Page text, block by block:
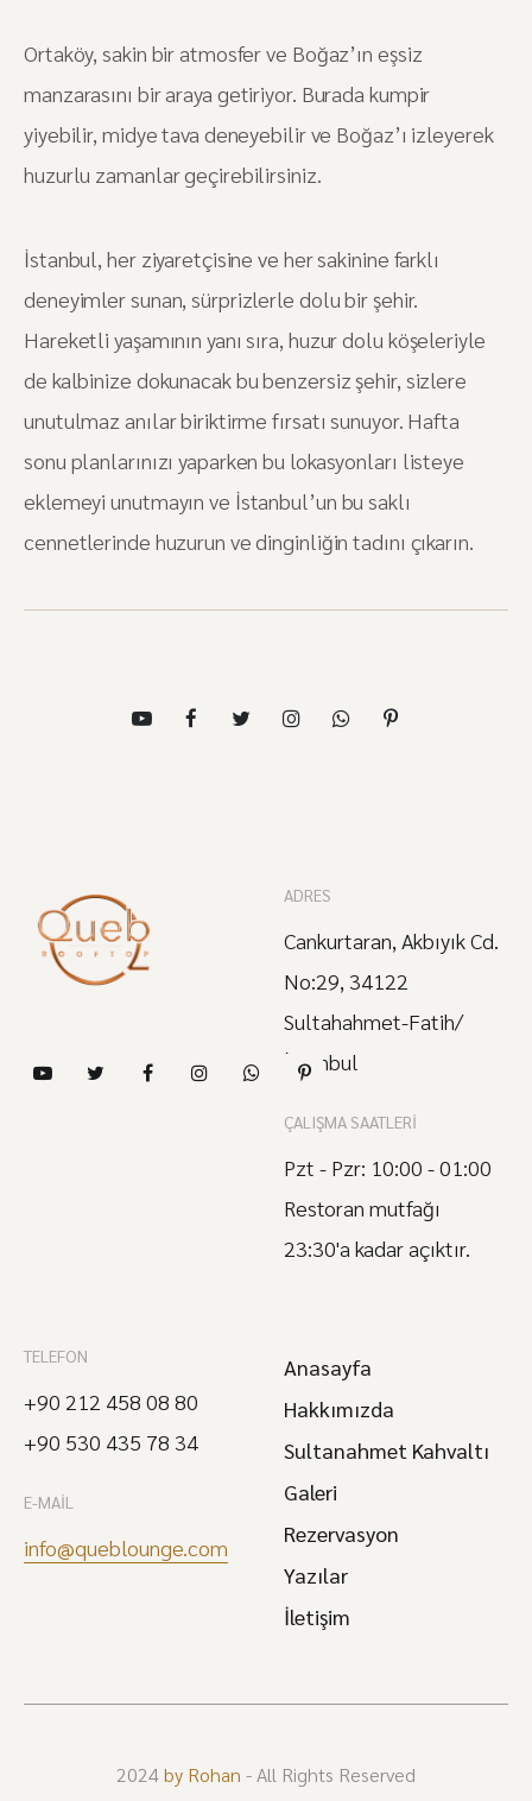
Ortaköy, sakin bir atmosfer ve Boğaz’ın eşsiz
manzarasını bir araya getiriyor. Burada kumpir
yiyebilir, midye tava deneyebilir ve Boğaz’ı izleyerek
huzurlu zamanlar geçirebilirsiniz​.
İstanbul, her ziyaretçisine ve her sakinine farklı
deneyimler sunan, sürprizlerle dolu bir şehir.
Hareketli yaşamının yanı sıra, huzur dolu köşeleriyle
de kalbinize dokunacak bu benzersiz şehir, sizlere
unutulmaz anılar biriktirme fırsatı sunuyor. Hafta
sonu planlarınızı yaparken bu lokasyonları listeye
eklemeyi unutmayın ve İstanbul’un bu saklı
cennetlerinde huzurun ve dinginliğin tadını çıkarın.
ADRES
Cankurtaran, Akbıyık Cd.
No:29, 34122
Sultahahmet-Fatih/
İstanbul
ÇALIŞMA SAATLERI
Pzt - Pzr: 10:00 - 01:00
Restoran mutfağı
23:30'a kadar açıktır.
TELEFON
+90 212 458 08 80
+90 530 435 78 34
E-MAIL
info@queblounge.com
Anasayfa
Hakkımızda
Sultanahmet Kahvaltı
Galeri
Rezervasyon
Yazılar
İletişim
2024by Rohan - All Rights Reserved